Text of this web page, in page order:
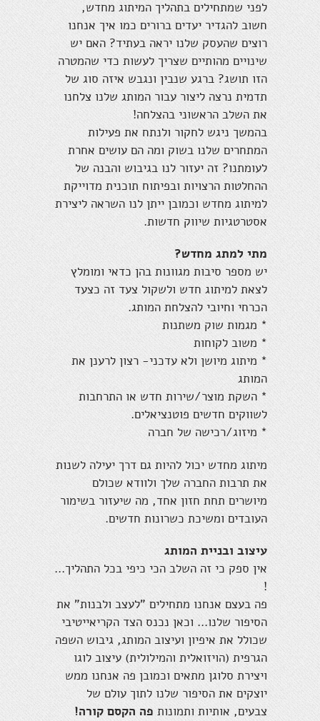
לפני שמתחילים בתהליך המיתוג מחדש,
חשוב להגדיר יעדים ברורים כמו איך אנחנו
רוצים שהעסק שלנו יראה בעתיד? האם יש
שינויים מהותיים שצריך לעשות כדי שהמטרה
הזו תושג? ברגע שנבין ונגבש איזה סוג של
תדמית נרצה ליצור עבור המותג שלנו צלחנו
את השלב הראשוני בהצלחה!
בהמשך ניגש לחקור ולנתח את פעילות
המתחרים שלנו בשוק ומה הם עושים אחרת
לעומתנו? זה יעזור לנו בגיבוש והבנה של
ההחלטות הרצויות ובפיתוח תוכנית מדוייקת
למיתוג מחדש וכמובן ייתן לנו השראה ליצירת
אסטרטגיות שיווק חדשות.
מתי למתג מחדש?
יש מספר סיבות מגוונות בהן כדאי ומומלץ
לצאת למיתוג חדש ולשקול צעד זה כצעד
הכרחי וחיובי להצלחת המותג.
* מגמות שוק משתנות
* משוב לקוחות
* מיתוג מיושן ולא עדכני- רצון לרענן את
המותג
* השקת מוצר/שירות חדש או התרחבות
לשווקים חדשים פוטנציאלים.
* מיזוג/רכישה של חברה
מיתוג מחדש יכול להיות גם דרך יעילה לשנות
את תרבות החברה שלך ולוודא שכולם
מיושרים תחת חזון אחד, מה שיעזור בשימור
העובדים ומשיכת כשרונות חדשים.
עיצוב ובניית המותג
אין ספק כי זה השלב הכי כיפי בכל התהליך...
!
פה בעצם אנחנו מתחילים "לעצב ולבנות" את
הסיפור שלנו... וכאן נכנס הצד הקריאייטיבי
שכולל את איפיון ועיצוב המותג, גיבוש השפה
הגרפית (הויזואלית והמילולית) עיצוב לוגו
ויצירת סלוגן מתאים וכמובן פה אנחנו ממש
יוצקים את הסיפור שלנו לתוך עולם של
צבעים, אותיות ותמונות פה הקסם קורה!